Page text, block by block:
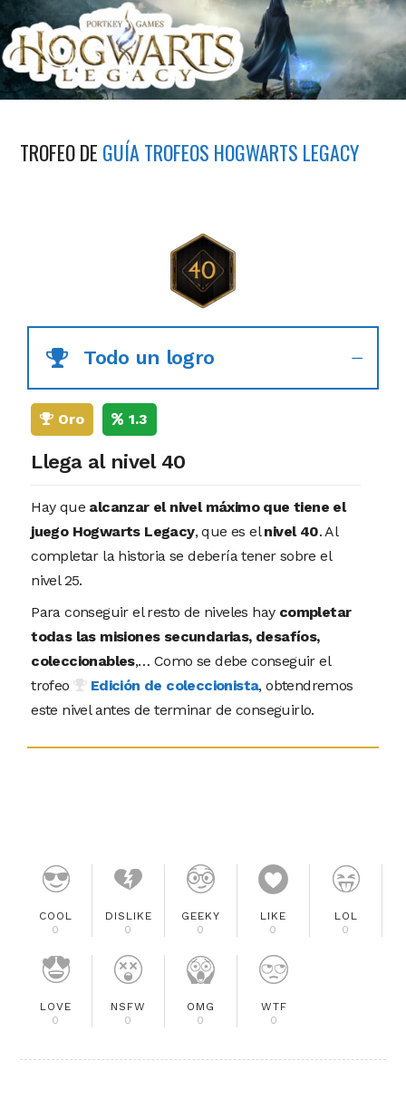
TROFEO DE GUÍA TROFEOS HOGWARTS LEGACY
Todo un logro
Oro 1.3
Llega al nivel 40
Hay que alcanzar el nivel máximo que tiene el
juego Hogwarts Legacy, que es elnivel 40. Al
completar la historia se debería tener sobre el
nivel 25.
Para conseguir el resto de niveles hay completar
todas las misiones secundarias, desafíos,
coleccionables,… Como se debe conseguir el
trofeo
Edición de coleccionista, obtendremos
este nivel antes de terminar de conseguirlo.
COOL
0
DISLIKE
0
GEEKY
0
LIKE
0
LOL
0
LOVE
0
NSFW
0
OMG
0
WTF
0